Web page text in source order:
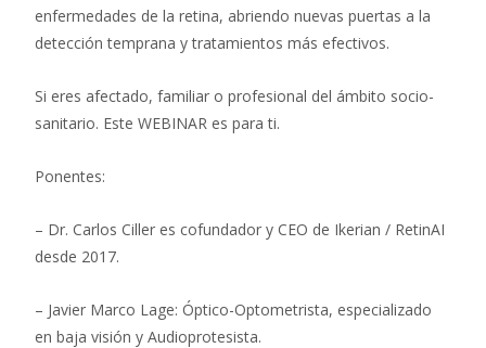
enfermedades de la retina, abriendo nuevas puertas a la
detección temprana y tratamientos más efectivos.
Si eres afectado, familiar o profesional del ámbito socio-
sanitario. Este WEBINAR es para ti.
Ponentes:
– Dr. Carlos Ciller es cofundador y CEO de Ikerian / RetinAI
desde 2017.
– Javier Marco Lage: Óptico-Optometrista, especializado
en baja visión y Audioprotesista.